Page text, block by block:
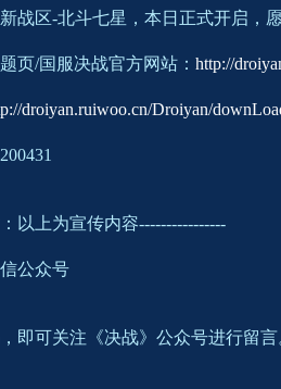
战区-北斗七星，本日正式开启，
页/国服决战官方网站： http://
droiyan.ruiwoo.cn/Droiyan/
以上为宣传内容----------------
公众号
即可关注《决战》公众号进行留言